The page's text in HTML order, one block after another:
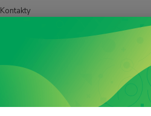
Kontakty
Spojky